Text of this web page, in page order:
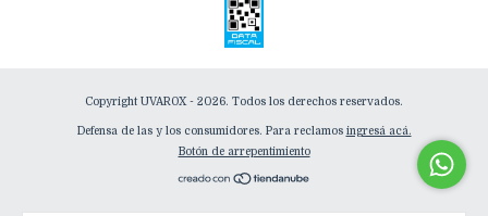
Copyright UVAROX - 2026. Todos los derechos reservados.
Defensa de las y los consumidores. Para reclamos ingresá acá.
Botón de arrepentimiento